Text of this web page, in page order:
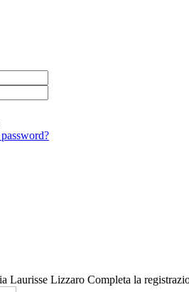
Laurisse Lizzaro Completa la